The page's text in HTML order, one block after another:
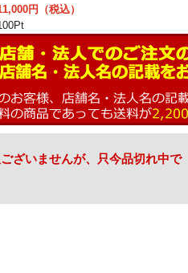
円（税込）
Pt
ざいませんが、只今品切れ中で